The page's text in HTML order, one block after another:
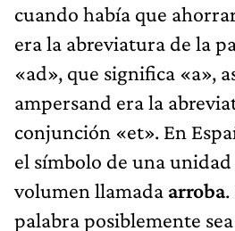
cuando había que
era la abreviatura de la
«ad», que significa «a»,
ampersand era la
conjunción «et». En
el símbolo de una unidad
volumen llamada arroba.
palabra posiblemente